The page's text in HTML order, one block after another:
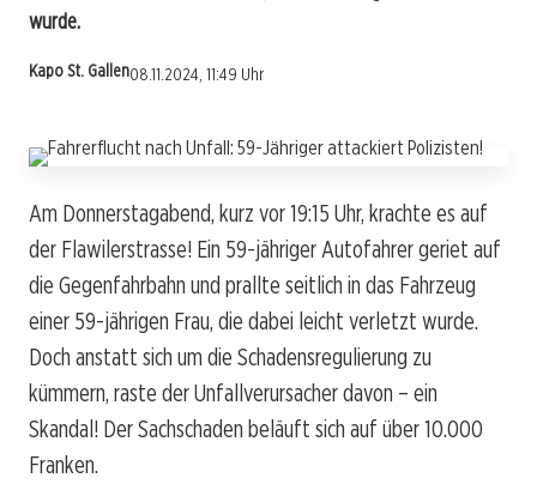
wurde.
Kapo St. Gallen08.11.2024, 11:49 Uhr
Am Donnerstagabend, kurz vor 19:15 Uhr, krachte es auf
der Flawilerstrasse! Ein 59-jähriger Autofahrer geriet auf
die Gegenfahrbahn und prallte seitlich in das Fahrzeug
einer 59-jährigen Frau, die dabei leicht verletzt wurde.
Doch anstatt sich um die Schadensregulierung zu
kümmern, raste der Unfallverursacher davon – ein
Skandal! Der Sachschaden beläuft sich auf über 10.000
Franken.